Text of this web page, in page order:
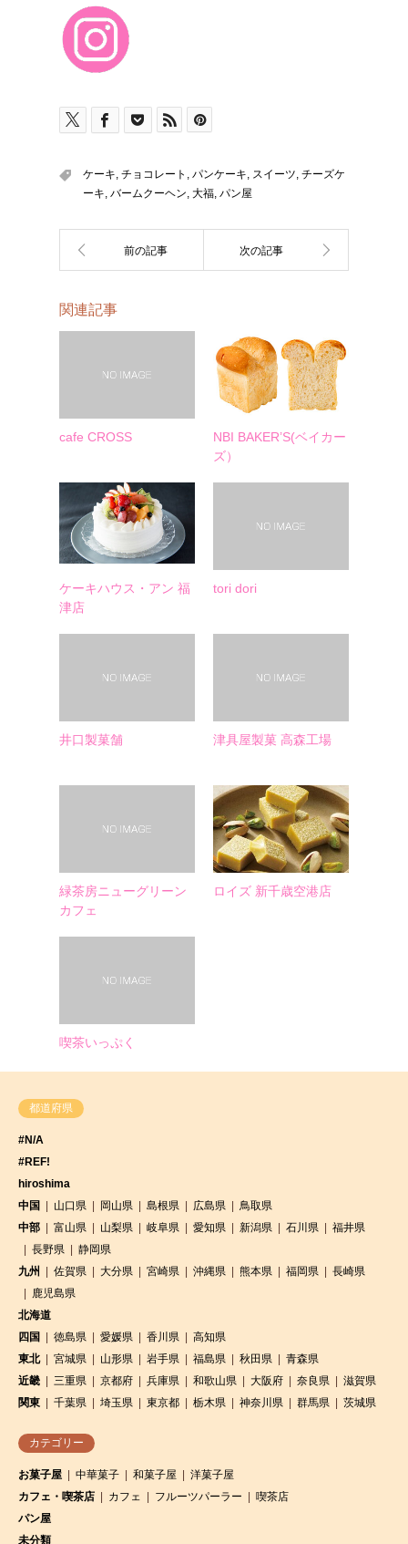
ケーキ, チョコレート, パンケーキ, スイーツ, チーズケ
ーキ, バームクーヘン, 大福, パン屋
関連記事
cafe CROSS
NBI BAKER’S(ベイカー
ズ）
ケーキハウス・アン 福
津店
tori dori
井口製菓舗 津具屋製菓 高森工場
緑茶房ニューグリーン
カフェ
ロイズ 新千歳空港店
喫茶いっぷく
都道府県
#N/A
#REF!
hiroshima
中国
山口県 岡山県 島根県 広島県
鳥取県
中部
富山県 山梨県 岐阜県 愛知県 新潟県 石川県
福井県
長野県
静岡県
九州
佐賀県 大分県 宮崎県 沖縄県 熊本県 福岡県
長崎県
鹿児島県
北海道
四国
徳島県 愛媛県 香川県
高知県
東北
宮城県 山形県 岩手県 福島県 秋田県
青森県
近畿
三重県 京都府 兵庫県 和歌山県 大阪府 奈良県
滋賀県
関東
千葉県 埼玉県 東京都 栃木県 神奈川県 群馬県 茨城県
カテゴリー
お菓子屋 中華菓子 和菓子屋
洋菓子屋
カフェ・喫茶店
カフェ フルーツパーラー
喫茶店
パン屋
未分類